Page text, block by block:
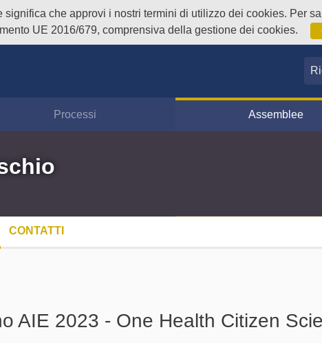
che approvi i nostri termini di utilizzo dei cookies. Per
UE 2016/679, comprensiva della gestione dei cookies.
Processi Assemblee
CONTATTI
AIE 2023 - One Health Citizen